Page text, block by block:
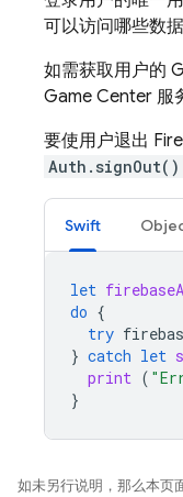
可以访问哪些数据
如需获取用户的
Game Center 服
要使用户退出
Auth.signOut()
Swift
let
do {
try
} catch let
print (
}
如未另行说明，那么本页